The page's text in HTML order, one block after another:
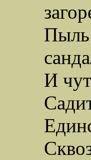
Пыль
И